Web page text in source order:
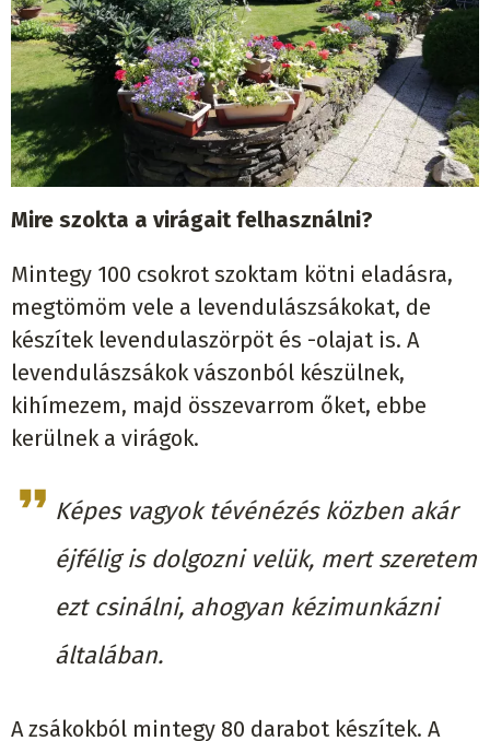
Mire szokta a virágait felhasználni?
Mintegy 100 csokrot szoktam kötni eladásra,
megtömöm vele a levendulászsákokat, de
készítek levendulaszörpöt és -olajat is. A
levendulászsákok vászonból készülnek,
kihímezem, majd összevarrom őket, ebbe
kerülnek a virágok.
Képes vagyok tévénézés közben akár
éjfélig is dolgozni velük, mert szeretem
ezt csinálni, ahogyan kézimunkázni
általában.
A zsákokból mintegy 80 darabot készítek. A